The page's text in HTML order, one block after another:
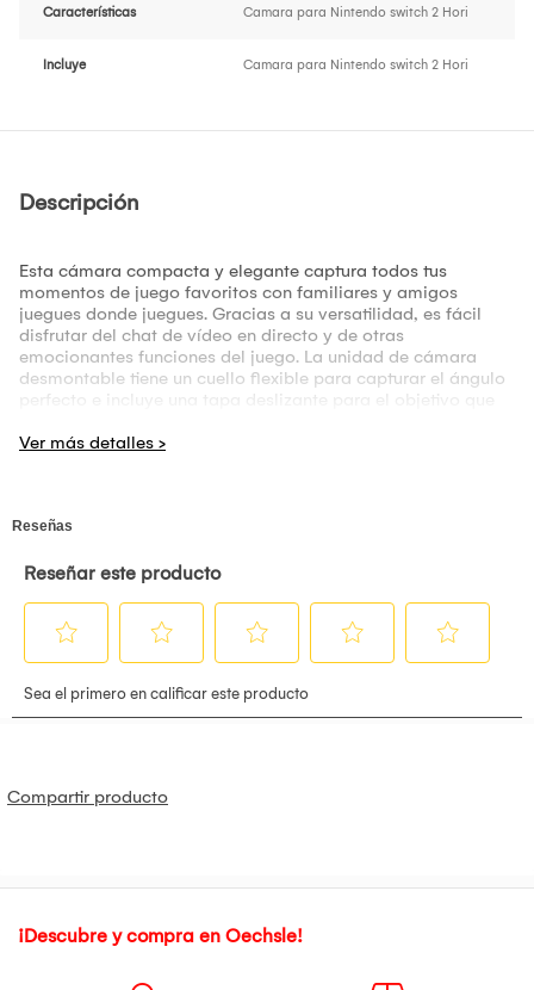
Características Camara para Nintendo switch 2 Hori
Incluye Camara para Nintendo switch 2 Hori
Descripción
Esta cámara compacta y elegante captura todos tus
momentos de juego favoritos con familiares y amigos
juegues donde juegues. Gracias a su versatilidad, es fácil
disfrutar del chat de vídeo en directo y de otras
emocionantes funciones del juego. La unidad de cámara
desmontable tiene un cuello flexible para capturar el ángulo
perfecto e incluye una tapa deslizante para el objetivo que
Compartir producto
¡Descubre y compra en Oechsle!